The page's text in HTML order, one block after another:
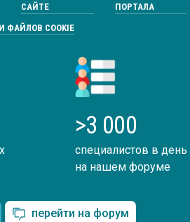
САЙТЕ
ПОРТАЛА
COOKIE
>3 000
специалистов в день
на нашем форуме
перейти на форум